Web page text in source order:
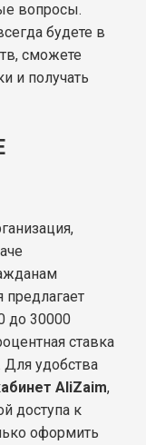
вопросы.
будете в
сможете
и получать
до 30000
ставка
Для удобства
AliZaim,
доступа к
оформить